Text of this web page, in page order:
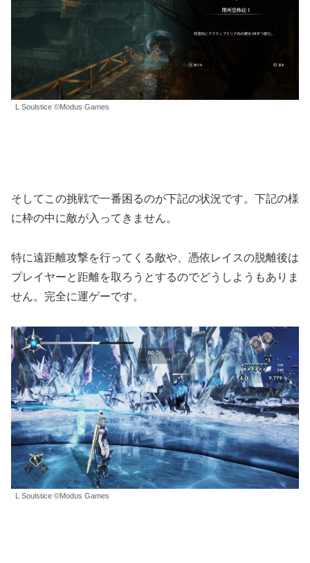
L Soulstice ©Modus Games
そしてこの挑戦で一番困るのが下記の状況です。下記の様
に枠の中に敵が入ってきません。
特に遠距離攻撃を行ってくる敵や、憑依レイスの脱離後は
プレイヤーと距離を取ろうとするのでどうしようもありま
せん。完全に運ゲーです。
L Soulstice ©Modus Games